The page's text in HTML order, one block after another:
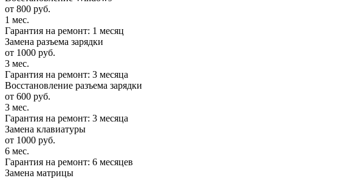
от 800 руб.
1 мес.
Гарантия на ремонт: 1 месяц
Замена разъема зарядки
от 1000 руб.
3 мес.
Гарантия на ремонт: 3 месяца
Восстановление разъема зарядки
от 600 руб.
3 мес.
Гарантия на ремонт: 3 месяца
Замена клавиатуры
от 1000 руб.
6 мес.
Гарантия на ремонт: 6 месяцев
Замена матрицы